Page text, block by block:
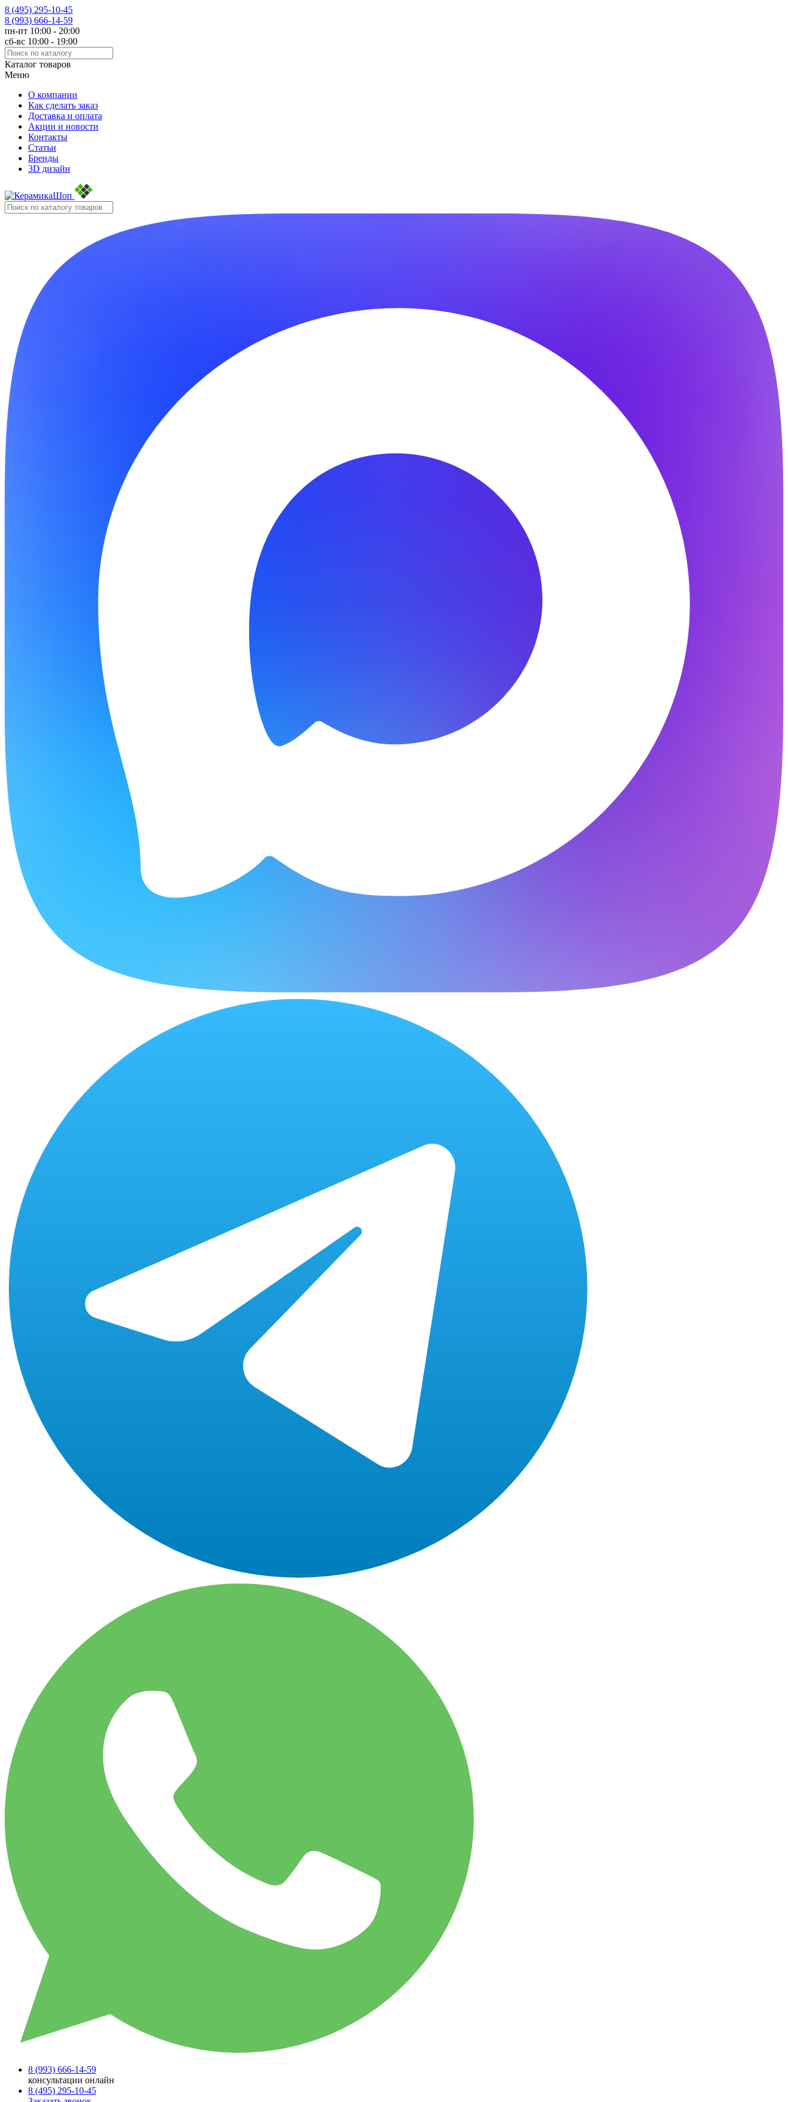
8 (495) 295-10-45
8 (993) 666-14-59
пн-пт 10:00 - 20:00
сб-вс 10:00 - 19:00
Каталог товаров
Меню
О компании
Как сделать заказ
Доставка и оплата
Акции и новости
Контакты
Статьи
Бренды
3D дизайн
8 (993) 666-14-59
консультации онлайн
8 (495) 295-10-45